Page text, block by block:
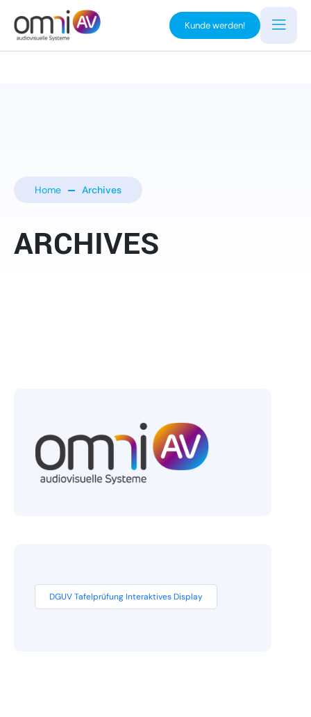
Kunde werden!
Home Archives
ARCHIVES
DGUV Tafelprüfung Interaktives Display